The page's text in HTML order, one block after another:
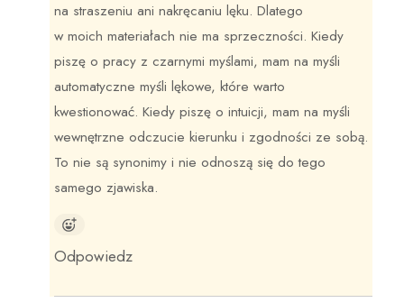
na straszeniu ani nakręcaniu lęku. Dlatego
w moich materiałach nie ma sprzeczności. Kiedy
piszę o pracy z czarnymi myślami, mam na myśli
automatyczne myśli lękowe, które warto
kwestionować. Kiedy piszę o intuicji, mam na myśli
wewnętrzne odczucie kierunku i zgodności ze sobą.
To nie są synonimy i nie odnoszą się do tego
samego zjawiska.
Odpowiedz